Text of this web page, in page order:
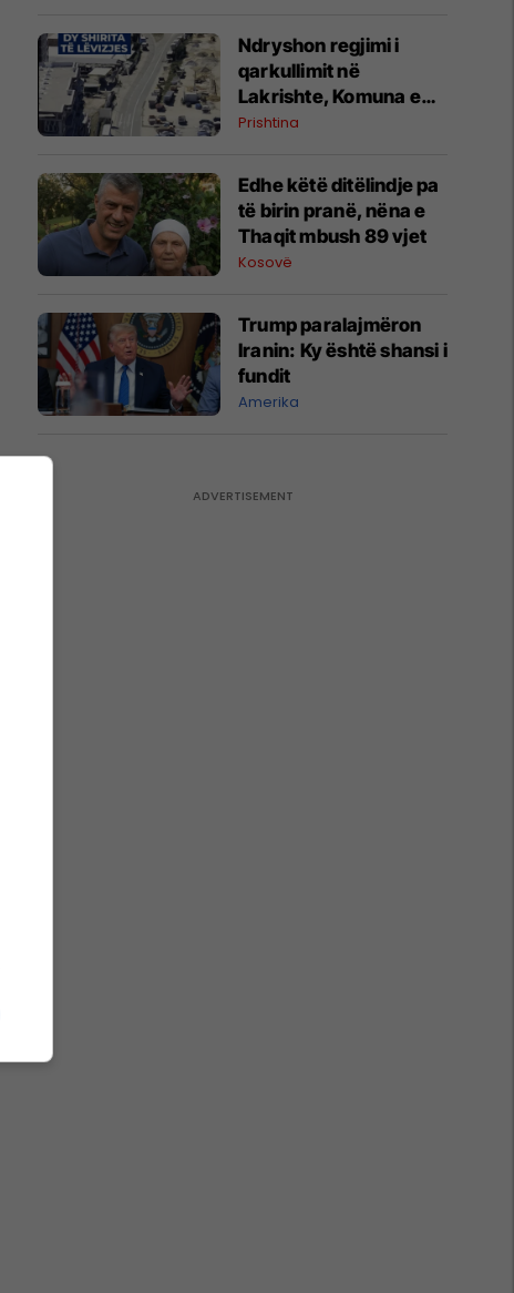
Ndryshon regjimi i
qarkullimit në
Lakrishte, Komuna e
Prishtinës ofron
Prishtina
Edhe këtë ditëlindje pa
të birin pranë, nëna e
Thaqit mbush 89 vjet
Kosovë
Trump paralajmëron
Iranin: Ky është shansi i
fundit
Amerika